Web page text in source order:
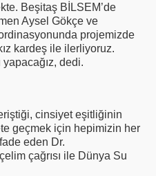
Beşitaş BİLSEM’de
Aysel Gökçe ve
projemizde
kardeş ile ilerliyoruz.
yapacağız, dedi.
cinsiyet eşitliğinin
geçmek için hepimizin her
eden Dr.
çağrısı ile Dünya Su